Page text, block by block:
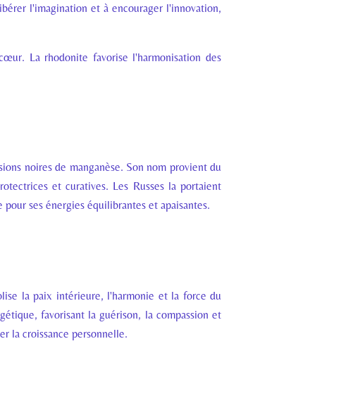
l'imagination et à encourager l'innovation,
La rhodonite favorise l'harmonisation des
noires de manganèse. Son nom provient du
et curatives. Les Russes la portaient
ses énergies équilibrantes et apaisantes.
la paix intérieure, l'harmonie et la force du
favorisant la guérison, la compassion et
la croissance personnelle.